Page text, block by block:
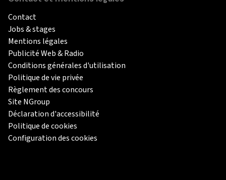
Contact
Jobs & stages
Mentions légales
Publicité Web & Radio
Conditions générales d'utilisation
Politique de vie privée
Règlement des concours
Site NGroup
Déclaration d'accessibilité
Politique de cookies
Configuration des cookies